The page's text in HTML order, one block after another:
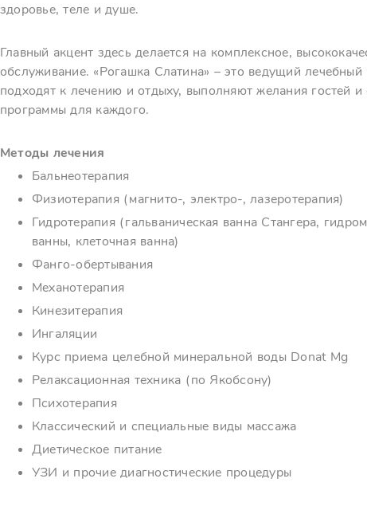
здоровье, теле и душе.
Главный акцент здесь делается на комплексное,
обслуживание. «Рогашка Слатина» – это ведущий
подходят к лечению и отдыху, выполняют желания гостей
программы для каждого.
Методы лечения
Бальнеотерапия
Физиотерапия (магнито-, электро-, лазеротерапия)
Гидротерапия (гальваническая ванна Стангера,
ванны, клеточная ванна)
Фанго-обертывания
Механотерапия
Кинезитерапия
Ингаляции
Курс приема целебной минеральной воды Donat Mg
Релаксационная техника (по Якобсону)
Психотерапия
Классический и специальные виды массажа
Диетическое питание
УЗИ и прочие диагностические процедуры